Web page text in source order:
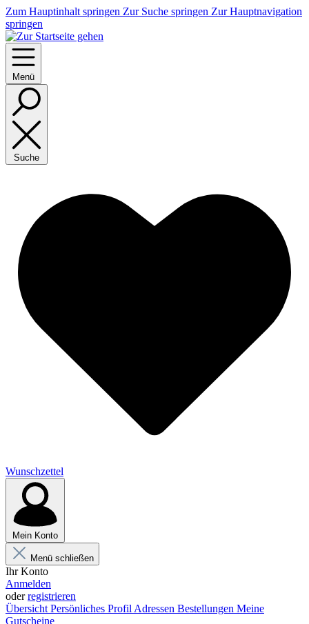
Zum Hauptinhalt springen Zur Suche springen Zur Hauptnavigation
springen
Menü
Suche
Wunschzettel
Mein Konto
Menü schließen
Ihr Konto
Anmelden
oderregistrieren
Übersicht Persönliches Profil Adressen Bestellungen Meine
Gutscheine